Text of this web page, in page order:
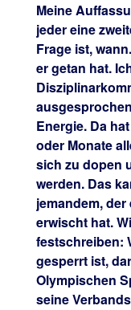
Meine
jeder eine
Frage ist,
er getan hat.
Energie. Da
oder Monate
sich zu dopen
werden. Das
jemandem,
erwischt hat.
festschreiben:
gesperrt ist,
Olympischen
seine